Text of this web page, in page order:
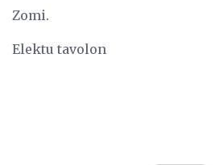
Zomi.
Elektu tavolon